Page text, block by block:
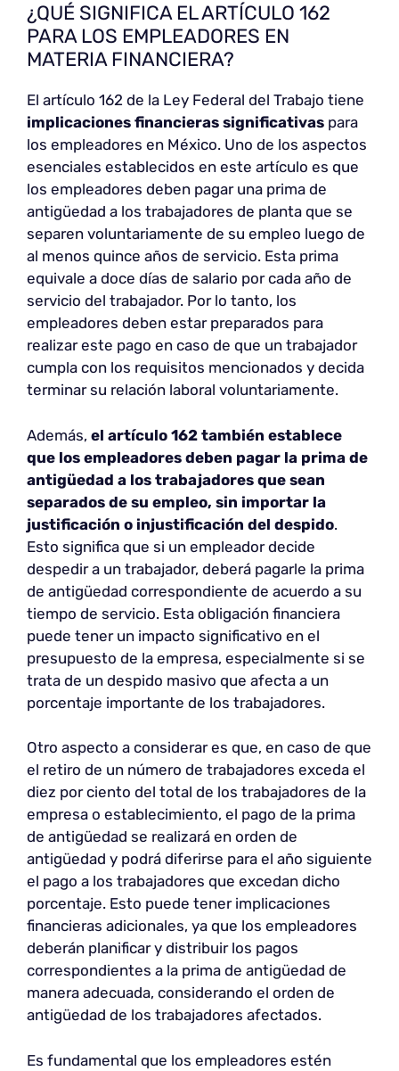
¿QUÉ SIGNIFICA EL ARTÍCULO 162
PARA LOS EMPLEADORES EN
MATERIA FINANCIERA?
El artículo 162 de la Ley Federal del Trabajo tiene
implicaciones financieras significativas para
los empleadores en México. Uno de los aspectos
esenciales establecidos en este artículo es que
los empleadores deben pagar una prima de
antigüedad a los trabajadores de planta que se
separen voluntariamente de su empleo luego de
al menos quince años de servicio. Esta prima
equivale a doce días de salario por cada año de
servicio del trabajador. Por lo tanto, los
empleadores deben estar preparados para
realizar este pago en caso de que un trabajador
cumpla con los requisitos mencionados y decida
terminar su relación laboral voluntariamente.
Además, el artículo 162 también establece
que los empleadores deben pagar la prima de
antigüedad a los trabajadores que sean
separados de su empleo, sin importar la
justificación o injustificación del despido.
Esto significa que si un empleador decide
despedir a un trabajador, deberá pagarle la prima
de antigüedad correspondiente de acuerdo a su
tiempo de servicio. Esta obligación financiera
puede tener un impacto significativo en el
presupuesto de la empresa, especialmente si se
trata de un despido masivo que afecta a un
porcentaje importante de los trabajadores.
Otro aspecto a considerar es que, en caso de que
el retiro de un número de trabajadores exceda el
diez por ciento del total de los trabajadores de la
empresa o establecimiento, el pago de la prima
de antigüedad se realizará en orden de
antigüedad y podrá diferirse para el año siguiente
el pago a los trabajadores que excedan dicho
porcentaje. Esto puede tener implicaciones
financieras adicionales, ya que los empleadores
deberán planificar y distribuir los pagos
correspondientes a la prima de antigüedad de
manera adecuada, considerando el orden de
antigüedad de los trabajadores afectados.
Es fundamental que los empleadores estén